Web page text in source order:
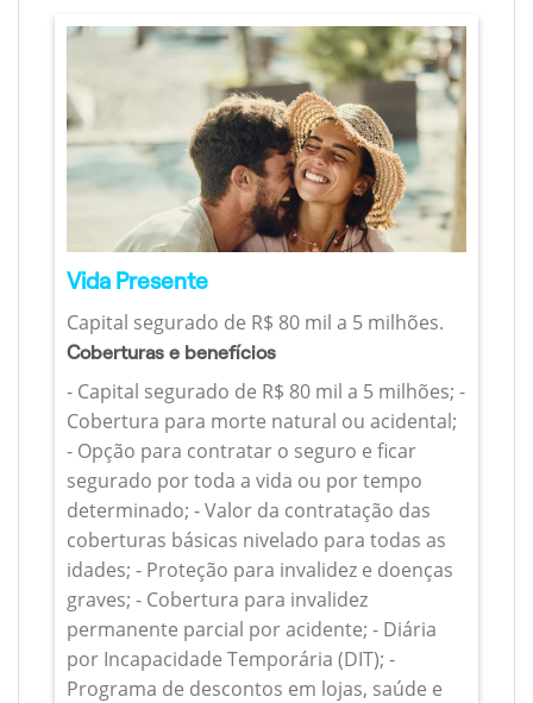
Vida Presente
Capital segurado de R$ 80 mil a 5 milhões.
Coberturas e benefícios
- Capital segurado de R$ 80 mil a 5 milhões; -
Cobertura para morte natural ou acidental;
- Opção para contratar o seguro e ficar
segurado por toda a vida ou por tempo
determinado; - Valor da contratação das
coberturas básicas nivelado para todas as
idades; - Proteção para invalidez e doenças
graves; - Cobertura para invalidez
permanente parcial por acidente; - Diária
por Incapacidade Temporária (DIT); -
Programa de descontos em lojas, saúde e